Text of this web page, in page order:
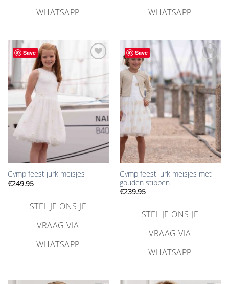
WHATSAPP
WHATSAPP
Save
verlanglijst
toevoegen
Gymp feest jurk meisjes
€249.95
STEL JE ONS JE
VRAAG VIA
WHATSAPP
Save
Aan
verlanglijst
toevoegen
Gymp feest jurk meisjes met
gouden stippen
€239.95
STEL JE ONS JE
VRAAG VIA
WHATSAPP